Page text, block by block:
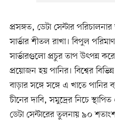
প্রসঙ্গত, ডেটা সেন্টার
সার্ভার শীতল রাখা। বিপুল
সার্ভারগুলো প্রচুর তাপ উৎপন্ন
প্রয়োজন হয় পানির। বিশ্বের
বাড়ার সঙ্গে সঙ্গে এ খাতে পানির
চীনের দাবি, সমুদ্রের নিচে
ডেটা সেন্টারের তুলনায় ৯০